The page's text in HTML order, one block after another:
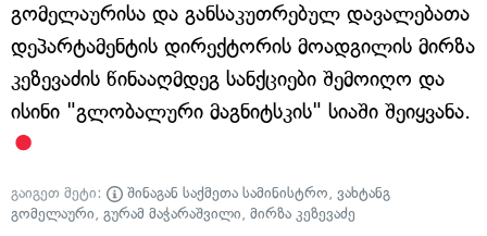
გომელაურისა და განსაკუთრებულ დავალებათა
დეპარტამენტის დირექტორის მოადგილის მირზა
კეზევაძის წინააღმდეგ სანქციები შემოიღო და
ისინი "გლობალური მაგნიტსკის" სიაში შეიყვანა.
გაიგეთ მეტი: შინაგან საქმეთა სამინისტრო, ვახტანგ
გომელაური, გურამ მაჭარაშვილი, მირზა კეზევაძე